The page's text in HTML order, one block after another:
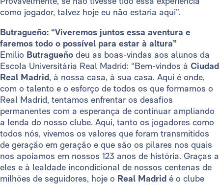
como jogador, talvez hoje eu não estaria aqui”.
Butragueño: “Viveremos juntos essa aventura e
faremos todo o possível para estar à altura”
Emilio Butragueño deu as boas-vindas aos alunos da
Escola Universitária Real Madrid: “Bem-vindos à Ciudad
Real Madrid, à nossa casa, à sua casa. Aqui é onde,
com o talento e o esforço de todos os que formamos o
Real Madrid, tentamos enfrentar os desafios
permanentes com a esperança de continuar ampliando
a lenda do nosso clube. Aqui, tanto os jogadores como
todos nós, vivemos os valores que foram transmitidos
de geração em geração e que são os pilares nos quais
nos apoiamos em nossos 123 anos de história. Graças a
eles e à lealdade incondicional de nossos centenas de
milhões de seguidores, hoje o Real Madrid é o clube